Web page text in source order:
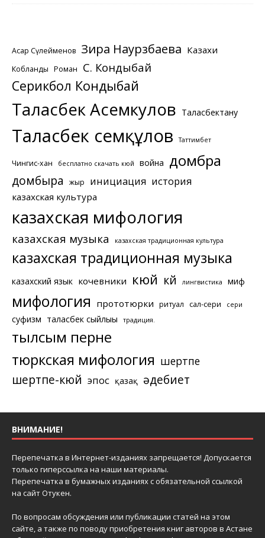
Асқар Сүлейменов Зира Наурзбаева Казахи
Кобланды Роман С. Кондыбай
Серикбол Кондыбай
Таласбек Асемкулов Таласбектану
Таласбек Әсемқұлов Таттимбет
Чингис-хан бесплатно скачать кюй война домбра
домбыра жыр инициация история
казахская культура
казахская мифология
казахская музыка казахская традиционная культура
казахская традиционная музыка
казахский язык кочевники кюй күй лингвистика миф
мифология прототюрки ритуал сал-сери сери
суфизм таласбек сыйлығы традиция.
тылсым перне
тюркская мифология шертпе
шертпе-кюй эпос қазақ әдебиет
ВНИМАНИЕ!
Перепечатка в Интернет-изданиях запрещается! Допускается
только гиперссылка на наши материалы.
Перепечатка в бумажных изданиях с обязательной ссылкой
на сайт Отукен.
По вопросам обсуждения или публикации статей на этом
сайте, а также по поводу приобретения книг авторов в Астане